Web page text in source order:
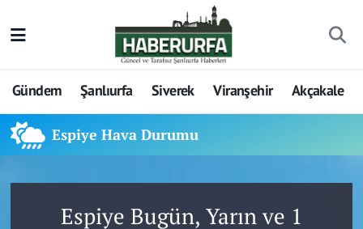
Gündem Şanlıurfa Siverek Viranşehir Akçakale
Espiye Hava Durumu
Espiye Bugün, Yarın ve 1